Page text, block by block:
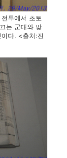
투에서 초토
는 군대와 맞
다. <출처:진